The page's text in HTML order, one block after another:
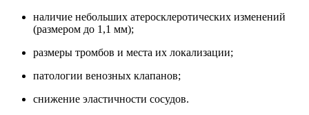
наличие небольших атеросклеротических изменений
(размером до 1,1 мм);
размеры тромбов и места их локализации;
патологии венозных клапанов;
снижение эластичности сосудов.